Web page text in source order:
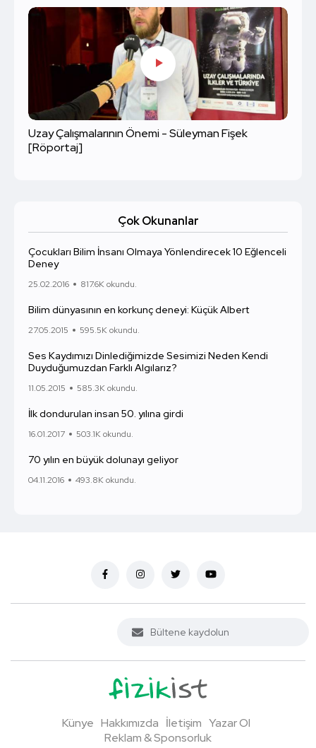
Uzay Çalışmalarının Önemi - Süleyman Fişek
[Röportaj]
Çok Okunanlar
Çocukları Bilim İnsanı Olmaya Yönlendirecek 10 Eğlenceli
Deney
25.02.2016 817.6K okundu.
Bilim dünyasının en korkunç deneyi: Küçük Albert
27.05.2015 595.5K okundu.
Ses Kaydımızı Dinlediğimizde Sesimizi Neden Kendi
Duyduğumuzdan Farklı Algılarız?
11.05.2015 585.3K okundu.
İlk dondurulan insan 50. yılına girdi
16.01.2017 503.1K okundu.
70 yılın en büyük dolunayı geliyor
04.11.2016 493.8K okundu.
Künye Hakkımızda İletişim Yazar Ol
Reklam & Sponsorluk